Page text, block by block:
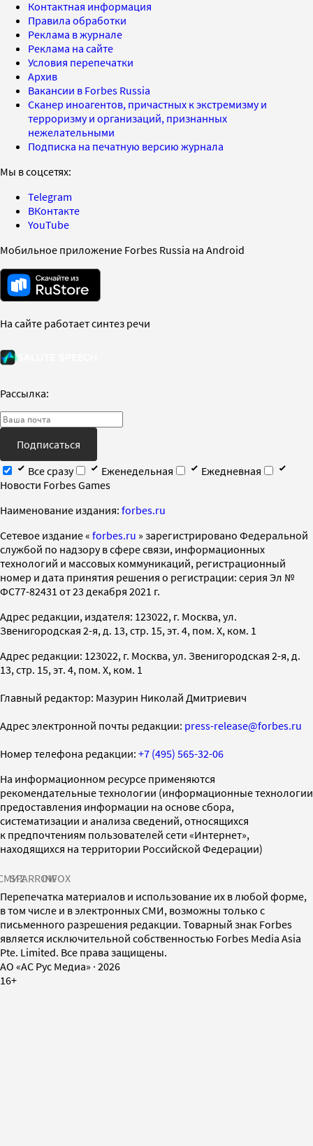
Контактная информация
Правила обработки
Реклама в журнале
Реклама на сайте
Условия перепечатки
Архив
Вакансии в Forbes Russia
Сканер иноагентов, причастных к экстремизму и
терроризму и организаций, признанных
нежелательными
Подписка на печатную версию журнала
Мы в соцсетях:
Telegram
ВКонтакте
YouTube
Мобильное приложение Forbes Russia на Android
На сайте работает синтез речи
Рассылка:
Подписаться
Все сразу
Еженедельная
Ежедневная
Новости Forbes Games
Наименование издания: forbes.ru
Cетевое издание « forbes.ru » зарегистрировано Федеральной
службой по надзору в сфере связи, информационных
технологий и массовых коммуникаций, регистрационный
номер и дата принятия решения о регистрации: серия Эл №
ФС77-82431 от 23 декабря 2021 г.
Адрес редакции, издателя: 123022, г. Москва, ул.
Звенигородская 2-я, д. 13, стр. 15, эт. 4, пом. X, ком. 1
Адрес редакции: 123022, г. Москва, ул. Звенигородская 2-я, д.
13, стр. 15, эт. 4, пом. X, ком. 1
Главный редактор: Мазурин Николай Дмитриевич
Адрес электронной почты редакции: press-release@forbes.ru
Номер телефона редакции: +7 (495) 565-32-06
На информационном ресурсе применяются
рекомендательные технологии (информационные технологии
предоставления информации на основе сбора,
систематизации и анализа сведений, относящихся
к предпочтениям пользователей сети «Интернет»,
находящихся на территории Российской Федерации)
SPARROWINFOX
Перепечатка материалов и использование их в любой форме,
в том числе и в электронных СМИ, возможны только с
письменного разрешения редакции. Товарный знак Forbes
является исключительной собственностью Forbes Media Asia
Pte. Limited. Все права защищены.
AO «АС Рус Медиа» · 2026
16+